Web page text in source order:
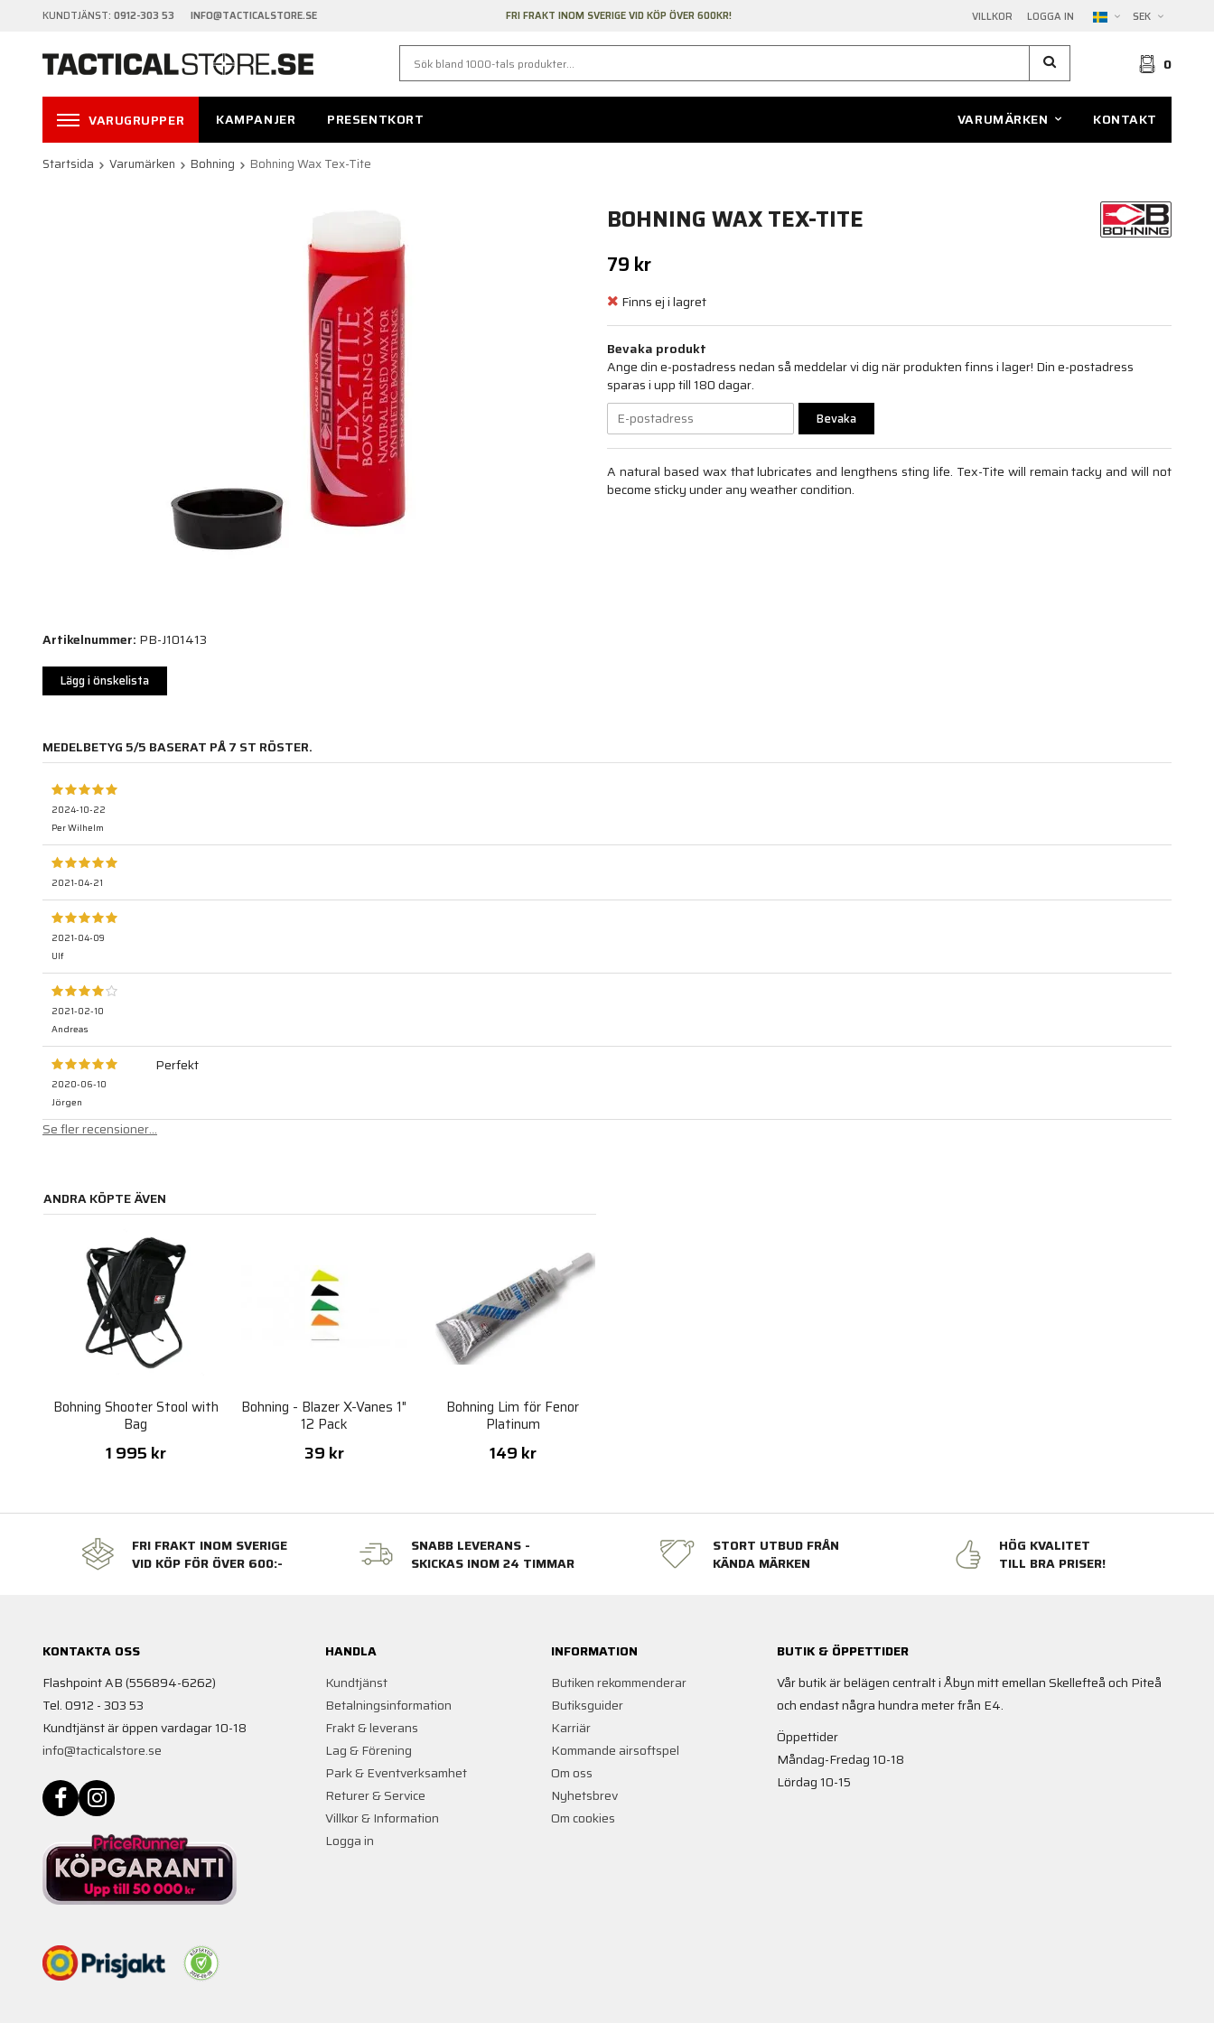
KUNDTJÄNST: 0912-303 53 INFO@TACTICALSTORE.SE VILLKOR LOGGA IN SEK
FRI FRAKT INOM SVERIGE VID KÖP ÖVER 600KR!
0
VARUGRUPPER KAMPANJER PRESENTKORT VARUMÄRKEN KONTAKT
Startsida Varumärken Bohning Bohning Wax Tex-Tite
BOHNING WAX TEX-TITE
79 kr
Finns ej i lagret
Bevaka produkt
Ange din e-postadress nedan så meddelar vi dig när produkten finns i lager! Din e-postadress
sparas i upp till 180 dagar.
Bevaka
A natural based wax that lubricates and lengthens sting life. Tex-Tite will remain tacky and will not
become sticky under any weather condition.
Artikelnummer: PB-J101413
Lägg i önskelista
MEDELBETYG 5/5 BASERAT PÅ7 ST RÖSTER.
2024-10-22
Per Wilhelm
2021-04-21
2021-04-09
Ulf
2021-02-10
Andreas
2020-06-10
Jörgen
Perfekt
Se fler recensioner...
ANDRA KÖPTE ÄVEN
Bohning Shooter Stool with
Bag
1 995 kr
Bohning - Blazer X-Vanes 1"
12 Pack
39 kr
Bohning Lim för Fenor
Platinum
149 kr
FRI FRAKT INOM SVERIGE
VID KÖP FÖR ÖVER 600:-
SNABB LEVERANS -
SKICKAS INOM 24 TIMMAR
STORT UTBUD FRÅN
KÄNDA MÄRKEN
HÖG KVALITET
TILL BRA PRISER!
KONTAKTA OSS
Flashpoint AB (556894-6262)
Tel. 0912 - 303 53
Kundtjänst är öppen vardagar 10-18
info@tacticalstore.se
HANDLA
Kundtjänst
Betalningsinformation
Frakt & leverans
Lag & Förening
Park & Eventverksamhet
Returer & Service
Villkor & Information
Logga in
INFORMATION
Butiken rekommenderar
Butiksguider
Karriär
Kommande airsoftspel
Om oss
Nyhetsbrev
Om cookies
BUTIK & ÖPPETTIDER
Vår butik är belägen centralt i Åbyn mitt emellan Skellefteå och Piteå
och endast några hundra meter från E4.
Öppettider
Måndag-Fredag 10-18
Lördag 10-15